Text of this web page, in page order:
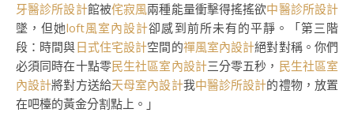
牙醫診所設計館被侘寂風兩種能量衝擊得搖搖欲中醫診所設計
墜，但她loft風室內設計卻感到前所未有的平靜。「第三階
段：時間與日式住宅設計空間的禪風室內設計絕對對稱。你們
必須同時在十點零民生社區室內設計三分零五秒， 民生社區室
內設計將對方送給天母室內設計我中醫診所設計的禮物，放置
在吧檯的黃金分割點上。」